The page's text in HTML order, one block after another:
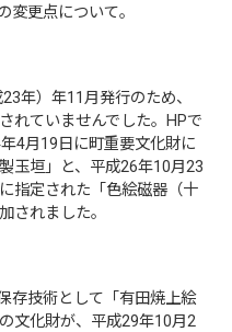
変更点について。
年）年11月発行のため、
れていませんでした。HPで
4月19日に町重要文化財に
玉垣」と、平成26年10月23
指定された「色絵磁器（十
されました。
存技術として「有田焼上絵
文化財が、平成29年10月2